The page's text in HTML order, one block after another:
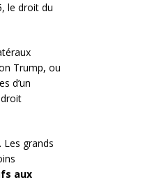
le droit du
Trump, ou
d’un
grands
aux